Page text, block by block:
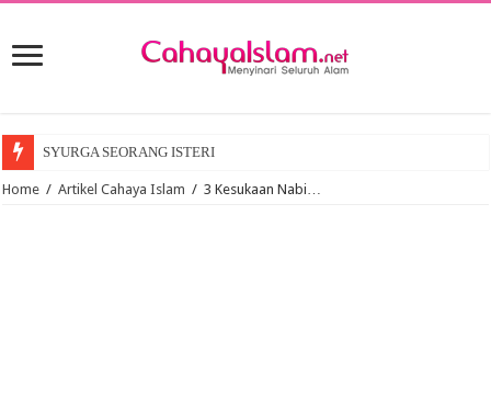
SYURGA SEORANG ISTERI
Home / Artikel Cahaya Islam / 3 Kesukaan Nabi…